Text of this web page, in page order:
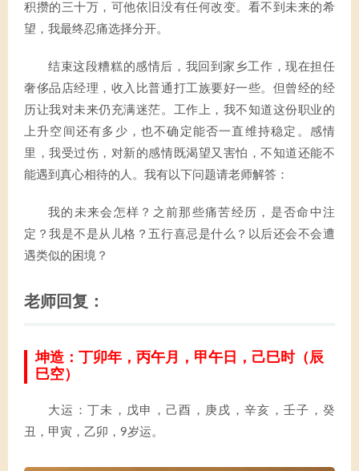
积攒的三十万，可他依旧没有任何改变。看不到未来的希
望，我最终忍痛选择分开。
结束这段糟糕的感情后，我回到家乡工作，现在担任
奢侈品店经理，收入比普通打工族要好一些。但曾经的经
历让我对未来仍充满迷茫。工作上，我不知道这份职业的
上升空间还有多少，也不确定能否一直维持稳定。感情
里，我受过伤，对新的感情既渴望又害怕，不知道还能不
能遇到真心相待的人。我有以下问题请老师解答：
我的未来会怎样？之前那些痛苦经历，是否命中注
定？我是不是从儿格？五行喜忌是什么？以后还会不会遭
遇类似的困境？
老师回复：
坤造：丁卯年，丙午月，甲午日，己巳时（辰
巳空）
大运：丁未，戊申，己酉，庚戌，辛亥，壬子，癸
丑，甲寅，乙卯，9岁运。